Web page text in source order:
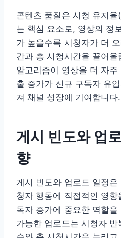
콘텐츠 품질은 시청 유지
는 핵심 요소로, 영상의 정
가 높을수록 시청자가 더
간과 총 시청시간을 끌어
알고리즘이 영상을 더 자주
출 증가가 신규 구독자 유
져 채널 성장에 기여합니다.
게시 빈도와 업
향
게시 빈도와 업로드 일정
청자 행동에 직접적인 영
독자 증가에 중요한 역할
가능한 업로드는 시청자